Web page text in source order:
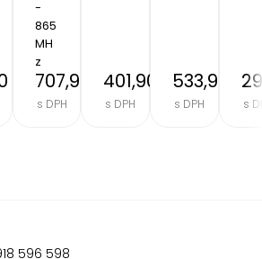
€
-
865
MH
z
707,90 €
s DPH
401,90 €
s DPH
533,90 €
s DPH s
596 598